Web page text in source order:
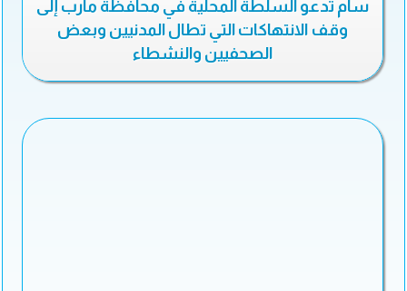
سام تدعو السلطة المحلية في محافظة مأرب إلى
وقف الانتهاكات التي تطال المدنيين وبعض
الصحفيين والنشطاء